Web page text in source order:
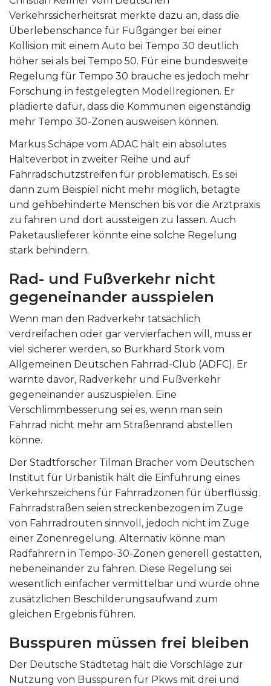
Verkehrssicherheitsrat merkte dazu an, dass die
Überlebenschance für Fußgänger bei einer
Kollision mit einem Auto bei Tempo 30 deutlich
höher sei als bei Tempo 50. Für eine bundesweite
Regelung für Tempo 30 brauche es jedoch mehr
Forschung in festgelegten Modellregionen. Er
plädierte dafür, dass die Kommunen eigenständig
mehr Tempo 30-Zonen ausweisen können.
Markus Schäpe vom ADAC hält ein absolutes
Halteverbot in zweiter Reihe und auf
Fahrradschutzstreifen für problematisch. Es sei
dann zum Beispiel nicht mehr möglich, betagte
und gehbehinderte Menschen bis vor die Arztpraxis
zu fahren und dort aussteigen zu lassen. Auch
Paketauslieferer könnte eine solche Regelung
stark behindern.
Rad- und Fußverkehr nicht
gegeneinander ausspielen
Wenn man den Radverkehr tatsächlich
verdreifachen oder gar vervierfachen will, muss er
viel sicherer werden, so Burkhard Stork vom
Allgemeinen Deutschen Fahrrad-Club (ADFC). Er
warnte davor, Radverkehr und Fußverkehr
gegeneinander auszuspielen. Eine
Verschlimmbesserung sei es, wenn man sein
Fahrrad nicht mehr am Straßenrand abstellen
könne.
Der Stadtforscher Tilman Bracher vom Deutschen
Institut für Urbanistik hält die Einführung eines
Verkehrszeichens für Fahrradzonen für überflüssig.
Fahrradstraßen seien streckenbezogen im Zuge
von Fahrradrouten sinnvoll, jedoch nicht im Zuge
einer Zonenregelung. Alternativ könne man
Radfahrern in Tempo-30-Zonen generell gestatten,
nebeneinander zu fahren. Diese Regelung sei
wesentlich einfacher vermittelbar und würde ohne
zusätzlichen Beschilderungsaufwand zum
gleichen Ergebnis führen.
Busspuren müssen frei bleiben
Der Deutsche Städtetag hält die Vorschläge zur
Nutzung von Busspuren für Pkws mit drei und